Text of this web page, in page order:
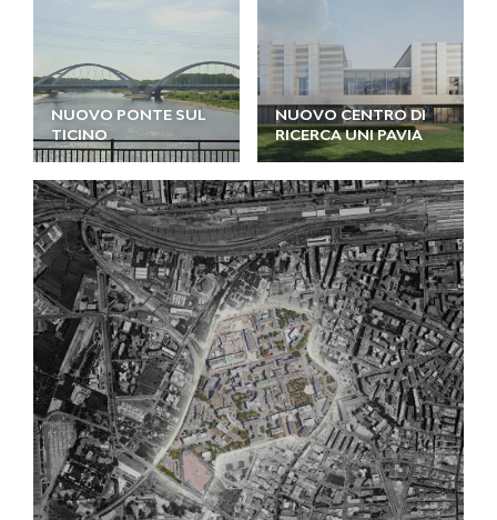
NUOVO PONTE SUL
TICINO
NUOVO CENTRO DI
RICERCA UNI PAVIA